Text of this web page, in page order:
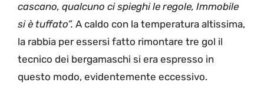
cascano, qualcuno ci spieghi le regole, Immobile
si è tuffato”. A caldo con la temperatura altissima,
la rabbia per essersi fatto rimontare tre gol il
tecnico dei bergamaschi si era espresso in
questo modo, evidentemente eccessivo.